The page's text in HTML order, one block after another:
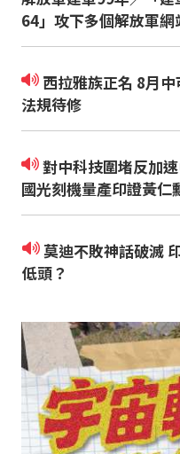
64」攻下多個解放軍網
西拉雅族正名 8月中可登記身分 118項權益
法規待修
對中科技圍堵反加速中國科技自主？！中
國光刻機量產印證黃仁
莫迪不敗神話破滅 印度Z世代如何逼政府
低頭？